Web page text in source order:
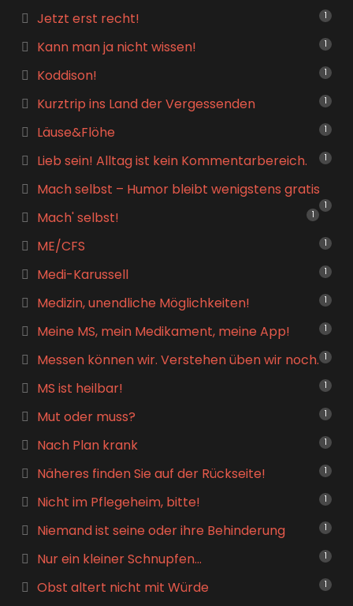
Jetzt erst recht! 1
Kann man ja nicht wissen! 1
Koddison! 1
Kurztrip ins Land der Vergessenden 1
Läuse&Flöhe 1
Lieb sein! Alltag ist kein Kommentarbereich. 1
Mach selbst – Humor bleibt wenigstens gratis
1
Mach' selbst! 1
ME/CFS 1
Medi-Karussell 1
Medizin, unendliche Möglichkeiten! 1
Meine MS, mein Medikament, meine App! 1
Messen können wir. Verstehen üben wir noch. 1
MS ist heilbar! 1
Mut oder muss? 1
Nach Plan krank 1
Näheres finden Sie auf der Rückseite! 1
Nicht im Pflegeheim, bitte! 1
Niemand ist seine oder ihre Behinderung 1
Nur ein kleiner Schnupfen… 1
Obst altert nicht mit Würde 1